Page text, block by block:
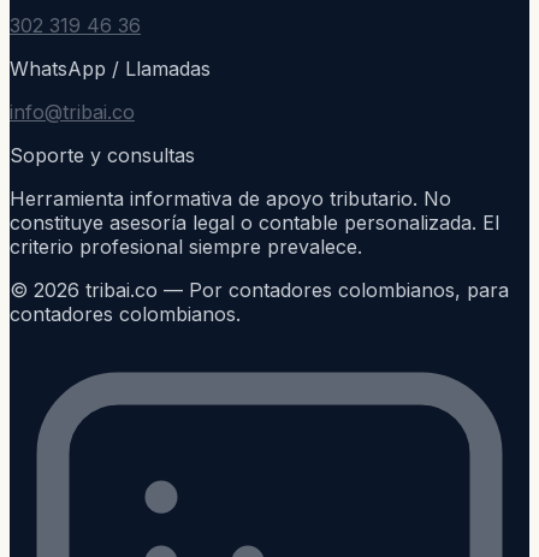
302 319 46 36
WhatsApp / Llamadas
info@tribai.co
Soporte y consultas
Herramienta informativa de apoyo tributario. No
constituye asesoría legal o contable personalizada. El
criterio profesional siempre prevalece.
© 2026 tribai.co — Por contadores colombianos, para
contadores colombianos.